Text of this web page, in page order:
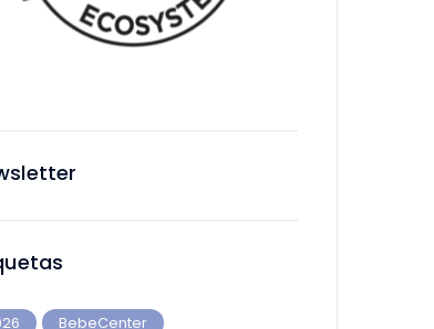
BebeCenter